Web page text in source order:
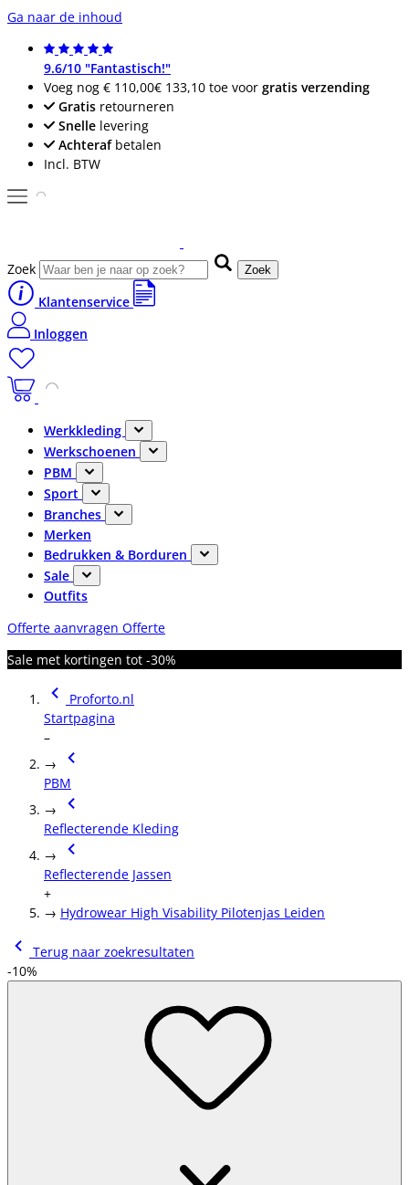
Ga naar de inhoud
9.6/10 "Fantastisch!"
Voeg nog € 110,00€ 133,10 toe voor gratis verzending
Gratis retourneren
Snelle levering
Achterafbetalen
Incl. BTW
Zoek Zoek
Klantenservice
Inloggen
Werkkleding
Werkschoenen
PBM
Sport
Branches
Merken
Bedrukken & Borduren
Sale
Outfits
Offerte aanvragen Offerte
Sale met kortingen tot -30%
Proforto.nl
Startpagina
–
→
PBM
→
Reflecterende Kleding
→
Reflecterende Jassen
+
→ Hydrowear High Visability Pilotenjas Leiden
Terug naar zoekresultaten
-10%